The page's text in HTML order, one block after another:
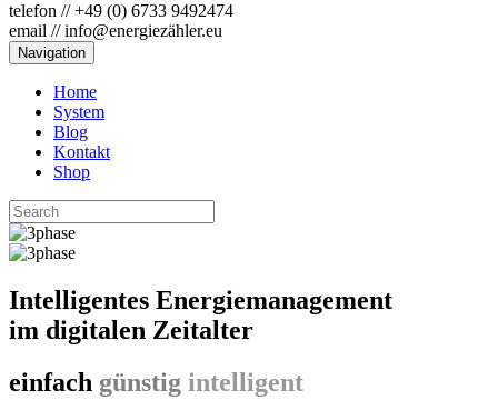
telefon // +49 (0) 6733 9492474
email // info@energiezähler.eu
Navigation
Home
System
Blog
Kontakt
Shop
Intelligentes Energiemanagement
im digitalen Zeitalter
einfach günstig intelligent